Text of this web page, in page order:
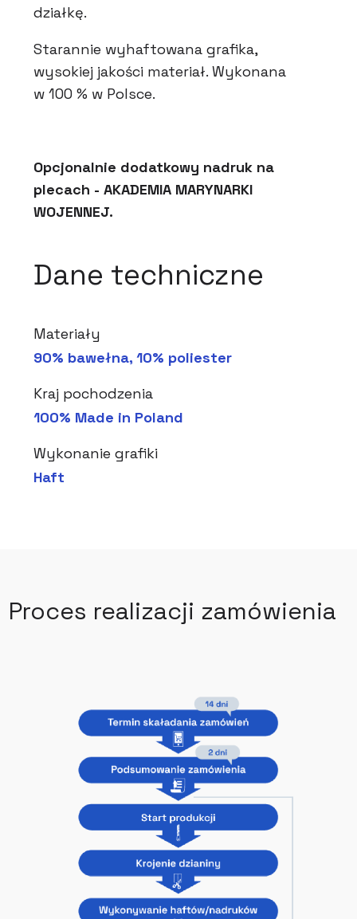
działkę.
Starannie wyhaftowana grafika,
wysokiej jakości materiał. Wykonana
w 100 % w Polsce.
Opcjonalnie dodatkowy nadruk na
plecach - AKADEMIA MARYNARKI
WOJENNEJ.
Dane techniczne
Materiały
90% bawełna, 10% poliester
Kraj pochodzenia
100% Made in Poland
Wykonanie grafiki
Haft
Proces realizacji zamówienia